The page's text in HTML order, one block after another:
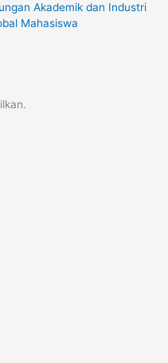
Akademik dan Industri
Mahasiswa